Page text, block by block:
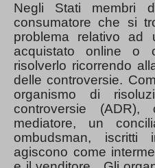
Negli Stati membri
consumatore che si
problema relativo ad
acquistato online o
risolverlo ricorrendo
delle controversie.
organismo di
controversie
mediatore, un
ombudsman,
agiscono come